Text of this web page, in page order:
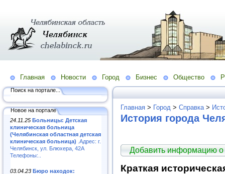
Главная Новости Город Бизнес Общество
Поиск на портале...
Новое на портале
24.11.25 Больницы: Детская
клиническая больница
(Челябинская областная детская
клиническая больница) .Адрес: г.
Челябинск, ул. Блюхера, 42А
Телефоны:..
03.04.23 Бюро находок:
Главная > Город > Справка >
История города
Добавить информацию о
Краткая